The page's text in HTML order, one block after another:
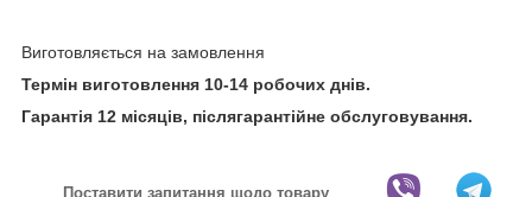
Виготовляється на замовлення
Термін виготовлення 10-14 робочих днів.
Гарантія 12 місяців, післягарантійне обслуговування.
Поставити запитання щодо товару